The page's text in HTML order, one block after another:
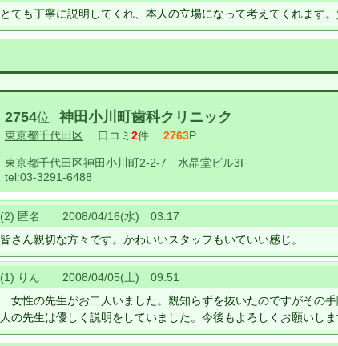
とても丁寧に説明してくれ、本人の立場になって考えてくれます
2754位 神田小川町歯科クリニック
東京都千代田区 口コミ 2件 2763P
東京都千代田区神田小川町2-2-7 水晶堂ビル3F
tel:03-3291-6488
(2) 匿名 2008/04/16(水) 03:17
皆さん親切な方々です。かわいいスタッフもいていい感じ。
(1) りん 2008/04/05(土) 09:51
女性の先生がお二人いました。親知らずを抜いたのですがその
人の先生は優しく説明をしていました。今後もよろしくお願いし